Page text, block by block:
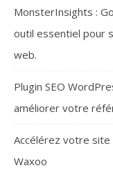
MonsterInsights :
outil essentiel pour
web.
Plugin SEO
améliorer votre
Accélérez votre site
Waxoo